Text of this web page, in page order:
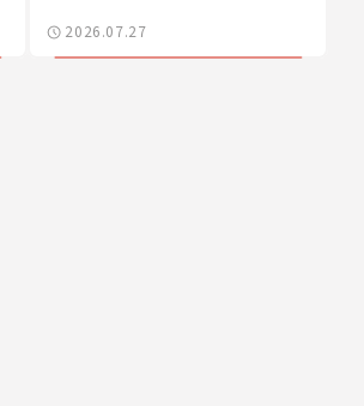
2026.07.27